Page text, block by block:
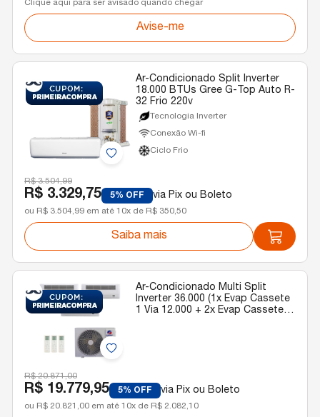
Clique aqui para ser avisado quando chegar
Avise-me
Ar-Condicionado Split Inverter
18.000 BTUs Gree G-Top Auto R-
32 Frio 220v
Tecnologia Inverter
Conexão Wi-fi
Ciclo Frio
R$ 3.504,99
R$ 3.329,75 5% OFF via Pix ou Boleto
ou R$ 3.504,99 em até 10x de R$ 350,50
Saiba mais
Ar-Condicionado Multi Split
Inverter 36.000 (1x Evap Cassete
1 Via 12.000 + 2x Evap Cassete 1
R$ 20.871,00
R$ 19.779,95 5% OFF via Pix ou Boleto
ou R$ 20.821,00 em até 10x de R$ 2.082,10